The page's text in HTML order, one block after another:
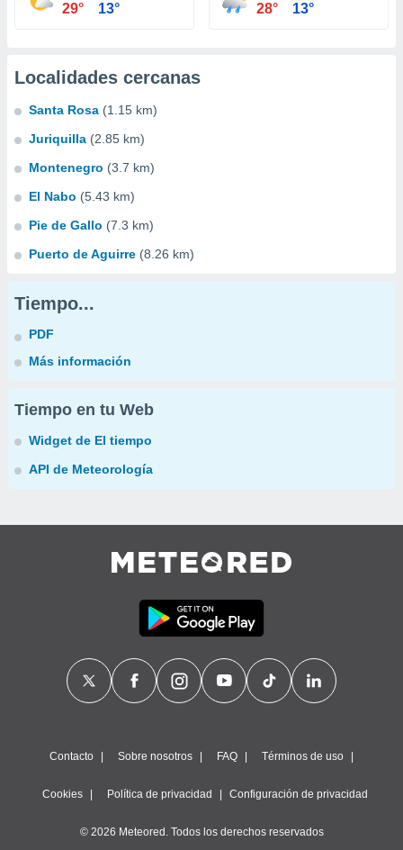
29° 13° 28° 13°
Localidades cercanas
Santa Rosa (1.15 km)
Juriquilla (2.85 km)
Montenegro (3.7 km)
El Nabo (5.43 km)
Pie de Gallo (7.3 km)
Puerto de Aguirre (8.26 km)
Tiempo...
PDF
Más información
Tiempo en tu Web
Widget de El tiempo
API de Meteorología
Contacto Sobre nosotros FAQ Términos de uso
Cookies Política de privacidad Configuración de privacidad
© 2026 Meteored. Todos los derechos reservados